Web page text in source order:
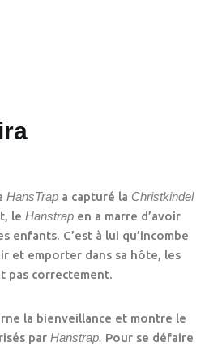
HansTrap a capturé la Christkindel
le Hanstrap en a marre d’avoir
enfants. C’est à lui qu’incombe
et emporter dans sa hôte, les
pas correctement.
la bienveillance et montre le
par Hanstrap. Pour se défaire